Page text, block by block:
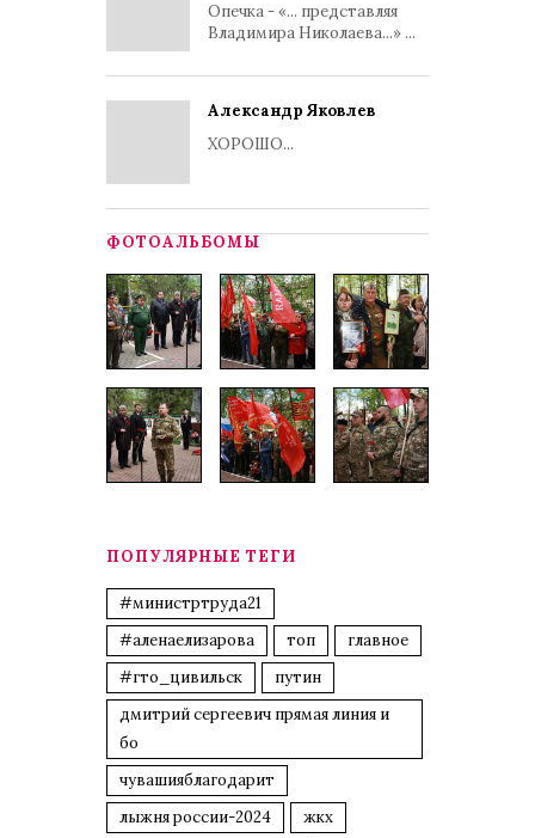
Опечка - «... представляя
Владимира Николаева...» ...
Александр Яковлев
ХОРОШО...
ФОТОАЛЬБОМЫ
ПОПУЛЯРНЫЕ ТЕГИ
#министртруда21
#аленаелизарова
топ
главное
#гто_цивильск
путин
дмитрий сергеевич прямая линия и
бо
чувашияблагодарит
лыжня россии-2024
жкх